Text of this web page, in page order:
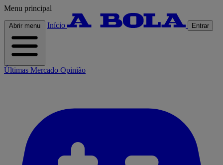
Menu principal
Abrir menu Início Entrar
Últimas Mercado Opinião